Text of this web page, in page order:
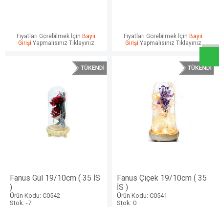
Fiyatları Görebilmek İçin Bayii
Girişi Yapmalısınız Tıklayınız
Fiyatları Görebilmek İçin Bayii
Girişi Yapmalısınız Tıklayınız
Fanus Gül 19/10cm ( 35 İS
)
Ürün Kodu: C0542
Stok: -7
Fanus Çiçek 19/10cm ( 35
İS )
Ürün Kodu: C0541
Stok: 0